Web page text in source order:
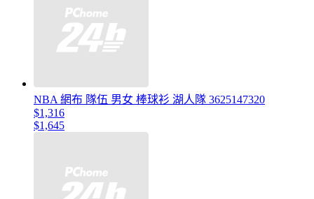
NBA 網布 隊伍 男女 棒球衫 湖人隊 3625147320
$1,316
$1,645